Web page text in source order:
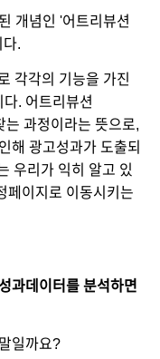
개념인 '어트리뷰션
다.
각각의 기능을 가진
. 어트리뷰션
과정이라는 뜻으로,
해 광고성과가 도출되
우리가 익히 알고 있
페이지로 이동시키는
과데이터를 분석하면
일까요?